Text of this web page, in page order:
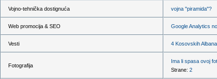
Vojno-tehnička dostignuća vojna "piramida"?
Web promocija & SEO Google Analytics
Vesti 4 Kosovskih
Fotografija
Ima li spasa ovoj
Strane: 2